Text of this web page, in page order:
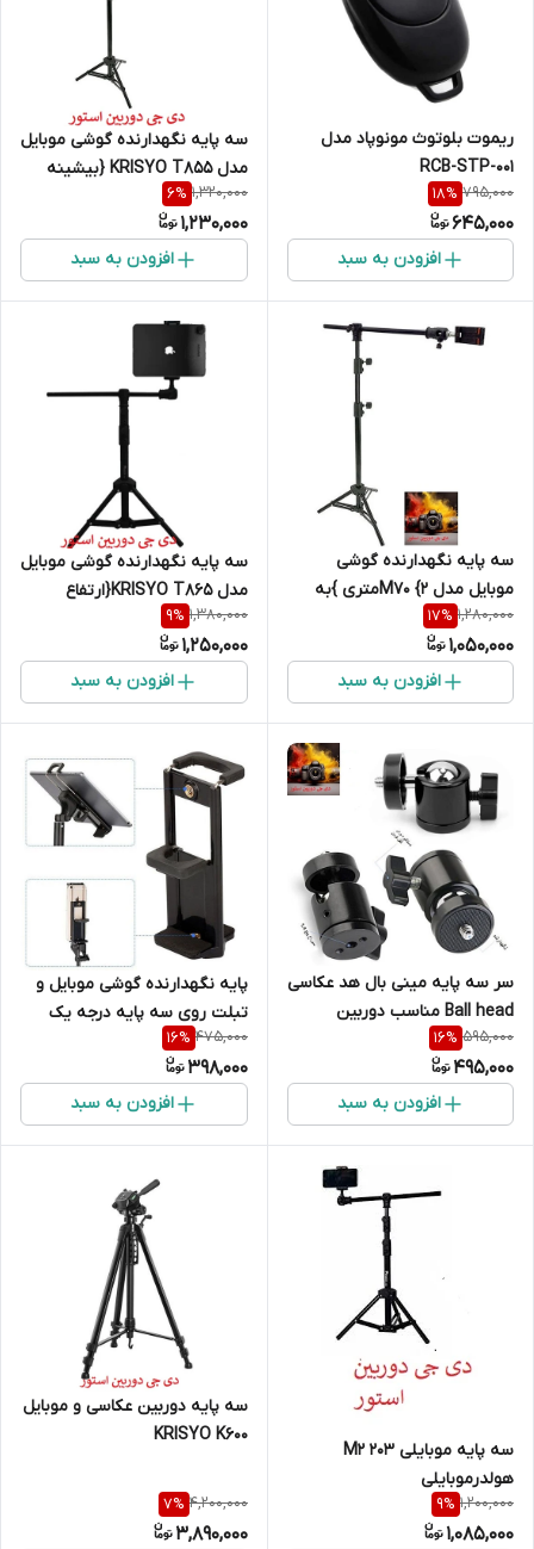
ریموت بلوتوث مونوپاد مدل
RCB-STP-001
795,000
18%
645,000
افزودن به سبد
سه پایه نگهدارنده گوشی موبایل
مدل KRISYO T855 {بیشینه
ارتفاع درحالت تی 138سانت }
1,320,000
6%
1,230,000
افزودن به سبد
سه پایه نگهدارنده گوشی
موبایل مدل M70 {2متری }به
همراه هولدر موبایل
1,280,000
17%
1,050,000
افزودن به سبد
سه پایه نگهدارنده گوشی موبایل
مدل KRISYO T865{ارتفاع
138سانت}هولدرتبلت
1,380,000
9%
1,250,000
افزودن به سبد
سر سه پایه مینی بال هد عکاسی
Ball head مناسب دوربین
عکاسی و فیلمبرداری و رینگ
لایت و لوازم نورپردازی جانبی
595,000
16%
495,000
افزودن به سبد
پایه نگهدارنده گوشی موبایل و
تبلت روی سه پایه درجه یک
475,000
16%
398,000
افزودن به سبد
سه پایه موبایلی 203 M2
هولدرموبایلی
1,200,000
9%
1,085,000
سه پایه دوربین عکاسی و موبایل
KRISYO K600
4,200,000
7%
3,890,000